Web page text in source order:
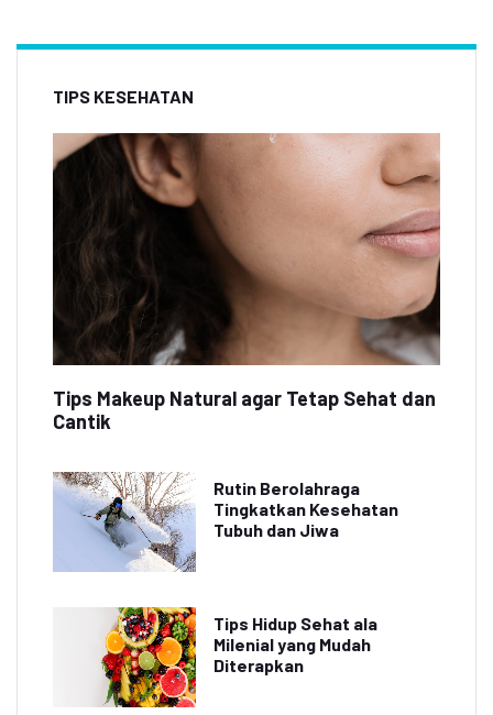
TIPS KESEHATAN
Tips Makeup Natural agar Tetap Sehat dan
Cantik
Rutin Berolahraga
Tingkatkan Kesehatan
Tubuh dan Jiwa
Tips Hidup Sehat ala
Milenial yang Mudah
Diterapkan